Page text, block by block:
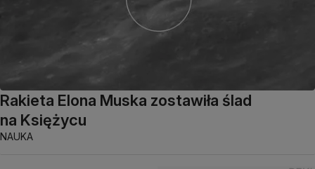
Rakieta Elona Muska zostawiła ślad
na Księżycu
NAUKA